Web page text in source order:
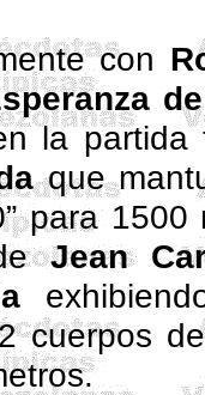
con
la
que
para
Jean
cuerpos